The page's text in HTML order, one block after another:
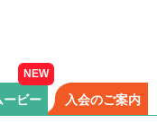
ービー 入会のご案内